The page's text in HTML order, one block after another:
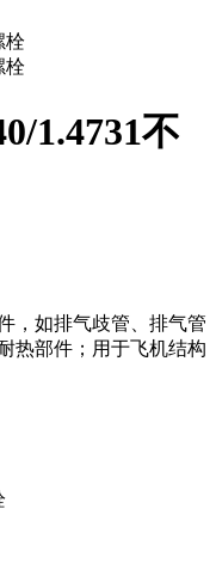
1.4731不
，如排气歧管、排气管
热部件；用于飞机结构